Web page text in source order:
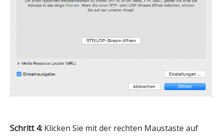
Schritt 4: Klicken Sie mit der rechten Maustaste auf